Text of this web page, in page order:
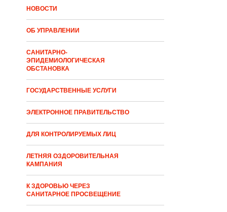
НОВОСТИ
ОБ УПРАВЛЕНИИ
САНИТАРНО-
ЭПИДЕМИОЛОГИЧЕСКАЯ
ОБСТАНОВКА
ГОСУДАРСТВЕННЫЕ УСЛУГИ
ЭЛЕКТРОННОЕ ПРАВИТЕЛЬСТВО
ДЛЯ КОНТРОЛИРУЕМЫХ ЛИЦ
ЛЕТНЯЯ ОЗДОРОВИТЕЛЬНАЯ
КАМПАНИЯ
К ЗДОРОВЬЮ ЧЕРЕЗ
САНИТАРНОЕ ПРОСВЕЩЕНИЕ